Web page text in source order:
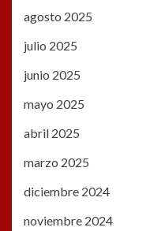
agosto 2025
julio 2025
junio 2025
mayo 2025
abril 2025
marzo 2025
diciembre 2024
noviembre 2024